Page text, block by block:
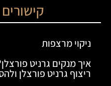
ניקוי מרצפות
איך מנקים גרניט
ריצוף גרניט פורצלן